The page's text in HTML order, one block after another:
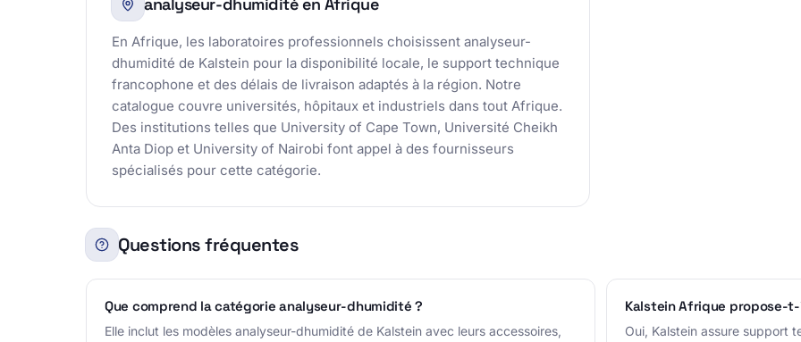
En Afrique, les laboratoires professionnels choisissent analyseur-
dhumidité de Kalstein pour la disponibilité locale, le support technique
francophone et des délais de livraison adaptés à la région. Notre
catalogue couvre universités, hôpitaux et industriels dans tout Afrique.
Des institutions telles que University of Cape Town, Université Cheikh
Anta Diop et University of Nairobi font appel à des fournisseurs
spécialisés pour cette catégorie.
Questions fréquentes
Que comprend la catégorie analyseur-dhumidité ?
Elle inclut les modèles analyseur-dhumidité de Kalstein avec leurs accessoires,
Kalstein Afrique propose-
Oui, Kalstein assure support